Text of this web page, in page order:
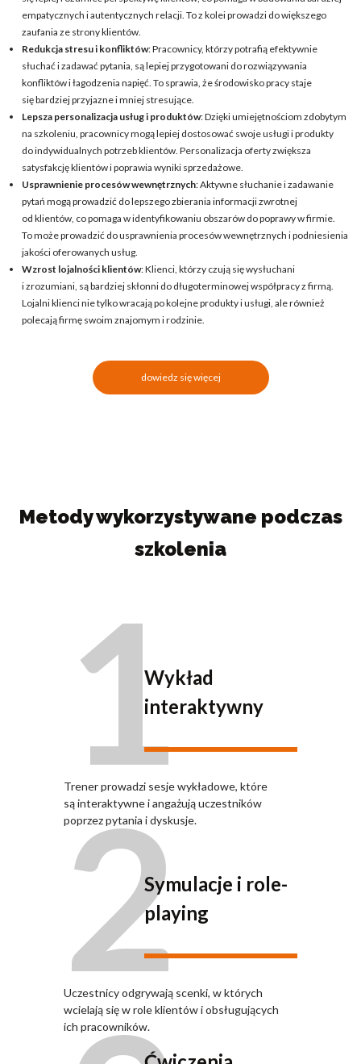
empatycznych i autentycznych relacji. To z kolei prowadzi do większego
zaufania ze strony klientów.
Redukcja stresu i konfliktów: Pracownicy, którzy potrafią efektywnie
słuchać i zadawać pytania, są lepiej przygotowani do rozwiązywania
konfliktów i łagodzenia napięć. To sprawia, że środowisko pracy staje
się bardziej przyjazne i mniej stresujące.
Lepsza personalizacja usług i produktów: Dzięki umiejętnościom zdobytym
na szkoleniu, pracownicy mogą lepiej dostosować swoje usługi i produkty
do indywidualnych potrzeb klientów. Personalizacja oferty zwiększa
satysfakcję klientów i poprawia wyniki sprzedażowe.
Usprawnienie procesów wewnętrznych: Aktywne słuchanie i zadawanie
pytań mogą prowadzić do lepszego zbierania informacji zwrotnej
od klientów, co pomaga w identyfikowaniu obszarów do poprawy w firmie.
To może prowadzić do usprawnienia procesów wewnętrznych i podniesienia
jakości oferowanych usług.
Wzrost lojalności klientów: Klienci, którzy czują się wysłuchani
i zrozumiani, są bardziej skłonni do długoterminowej współpracy z firmą.
Lojalni klienci nie tylko wracają po kolejne produkty i usługi, ale również
polecają firmę swoim znajomym i rodzinie.
dowiedz się więcej
Metody wykorzystywane podczas
szkolenia
1Wykład
interaktywny
Trener prowadzi sesje wykładowe, które
są interaktywne i angażują uczestników
poprzez pytania i dyskusje.
2Symulacje i role-
playing
Uczestnicy odgrywają scenki, w których
wcielają się w role klientów i obsługujących
ich pracowników.